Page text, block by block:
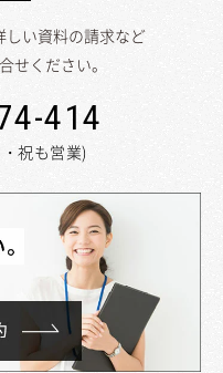
しい資料の請求など
せください。
414
祝も営業)